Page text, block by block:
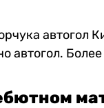
автогол
автогол.